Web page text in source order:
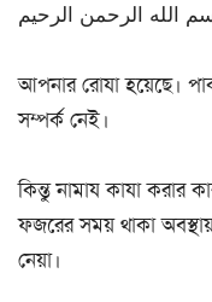
الله الرحمن الرحيم
আপনার রোযা হয়েছে।
সম্পর্ক নেই।
কিন্তু নামায কাযা করার
ফজরের সময় থাকা
নেয়া।